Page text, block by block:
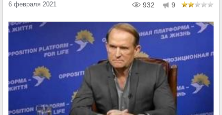
6 февраля 2021 932 9